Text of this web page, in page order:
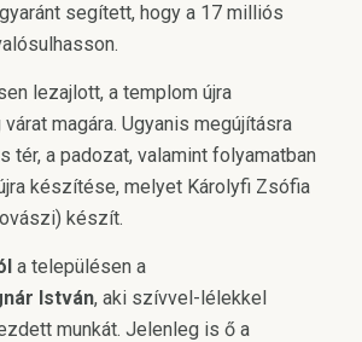
segített, hogy a 17 milliós
lezajlott, a templom újra
magára. Ugyanis megújításra
tér, a padozat, valamint folyamatban
készítése, melyet Károlyfi Zsófia
készít.
a településen a
István, aki szívvel-lélekkel
munkát. Jelenleg is ő a